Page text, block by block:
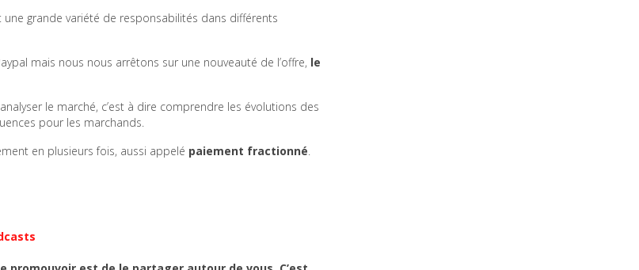
une grande variété de responsabilités dans différents
mais nous nous arrêtons sur une nouveauté de l’offre, le
le marché, c’est à dire comprendre les évolutions des
pour les marchands.
en plusieurs fois, aussi appelé paiement fractionné.